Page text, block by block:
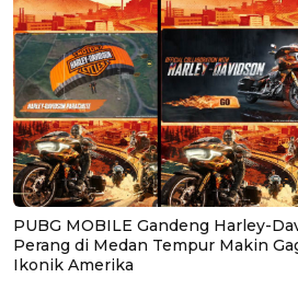
PUBG MOBILE Gandeng Harley-
Perang di Medan Tempur Makin
Ikonik Amerika